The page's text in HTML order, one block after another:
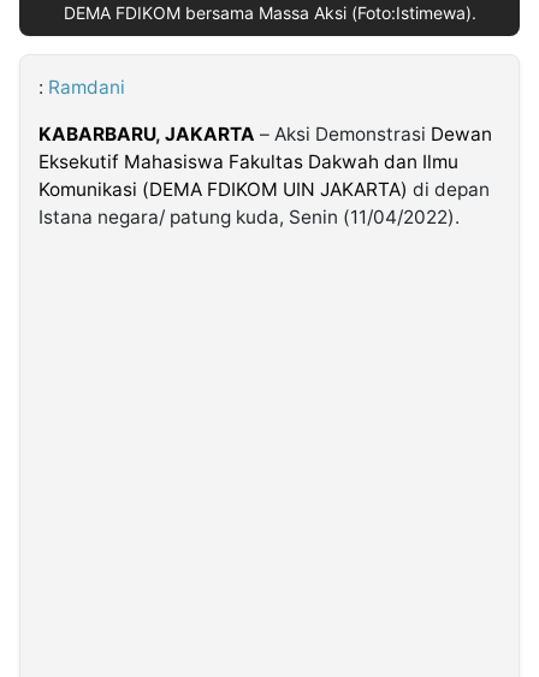
DEMA FDIKOM bersama Massa Aksi (Foto:Istimewa).
: Ramdani
KABARBARU, JAKARTA – Aksi Demonstrasi Dewan
Eksekutif Mahasiswa Fakultas Dakwah dan Ilmu
Komunikasi (DEMA FDIKOM UIN JAKARTA) di depan
Istana negara/ patung kuda, Senin (11/04/2022).